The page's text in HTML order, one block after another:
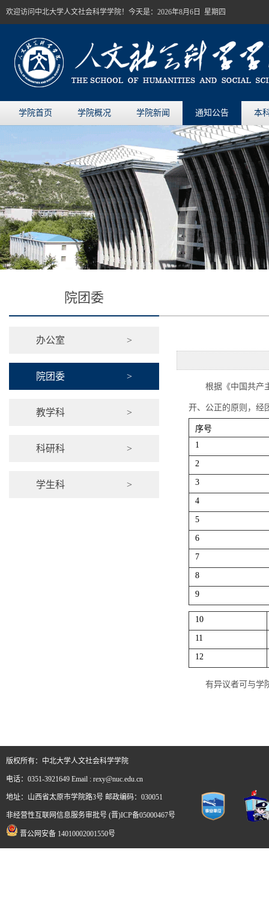
欢迎访问中北大学人文社会科学学院！今天是： 2026年8月6日 星期四
学院首页 学院概况 学院新闻 通知公告 本
院团委
办公室 >
院团委 >
教学科 >
科研科 >
学生科 >
根据《中国共产
开、公正的原则，经
序号
1
2
3
4
5
6
7
8
9
10
11
12
有异议者可与学
版权所有：中北大学人文社会科学学院
电话：0351-3921649 Email : rexy@nuc.edu.cn
地址：山西省太原市学院路3号 邮政编码：030051
非经营性互联网信息服务审批号 (晋)ICP备05000467号
晋公网安备 14010002001550号